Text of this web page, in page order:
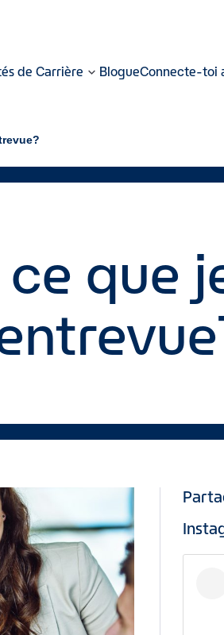
de Carrière BlogueConnecte-toi
que